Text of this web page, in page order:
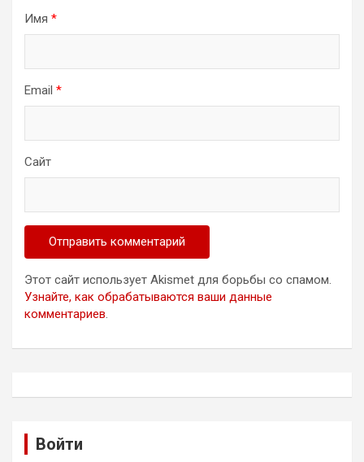
Имя *
Email *
Сайт
Этот сайт использует Akismet для борьбы со спамом.
Узнайте, как обрабатываются ваши данные
комментариев.
Войти